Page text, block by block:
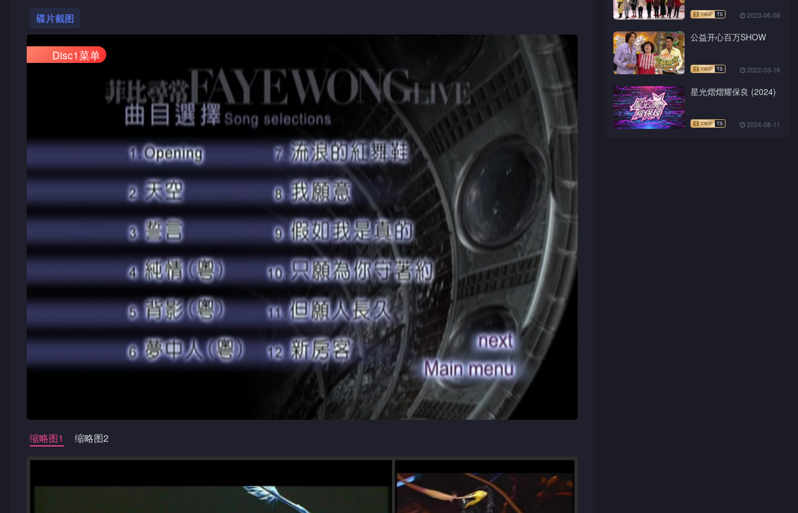
碟片截图
Disc1菜单
缩略图1 缩略图2
2023-06-08
公益开心百万SHOW
2022-03-16
星光熠熠耀保良 (2024)
2024-08-11